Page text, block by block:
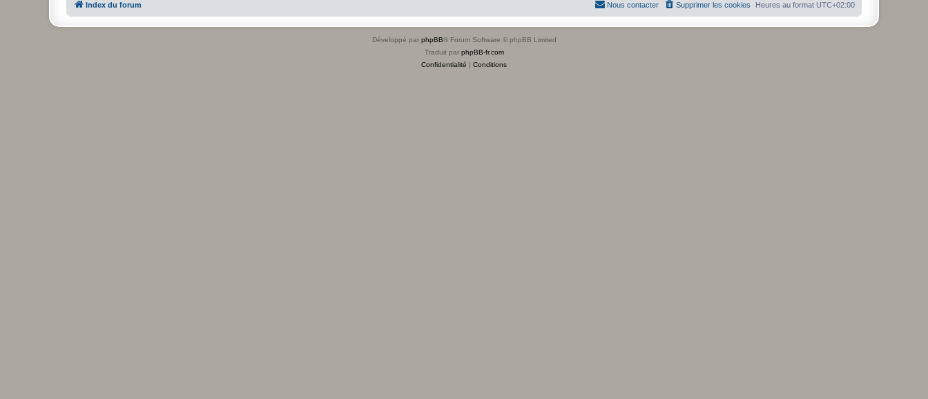
Index du forum Heures au format UTC+02:00
Supprimer les cookies
Nous contacter
Développé par phpBB® Forum Software © phpBB Limited
Traduit par phpBB-fr.com
Confidentialité | Conditions